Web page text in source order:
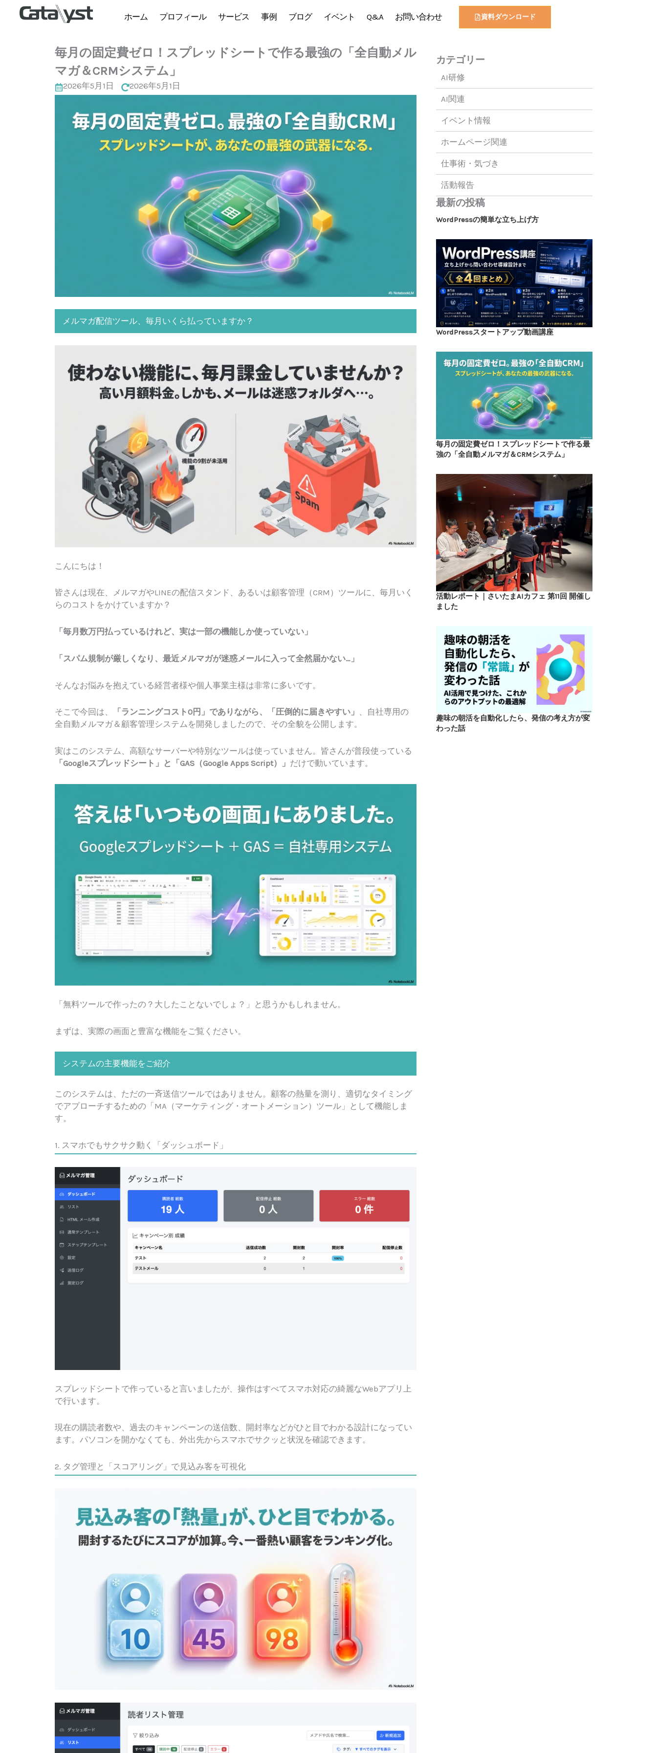
ホーム プロフィール サービス 事例 ブログ イベント Q&A お問い合わせ 資料ダウンロード
毎月の固定費ゼロ！スプレッドシートで作る最強の「全自動メル
マガ＆CRMシステム」
2026年5月1日 2026年5月1日
メルマガ配信ツール、毎月いくら払っていますか？
こんにちは！
皆さんは現在、メルマガやLINEの配信スタンド、あるいは顧客管理（CRM）ツールに、毎月いく
らのコストをかけていますか？
「毎月数万円払っているけれど、実は一部の機能しか使っていない」
「スパム規制が厳しくなり、最近メルマガが迷惑メールに入って全然届かない…」
そんなお悩みを抱えている経営者様や個人事業主様は非常に多いです。
そこで今回は、 「ランニングコスト0円」でありながら、「圧倒的に届きやすい」 、自社専用の
全自動メルマガ＆顧客管理システムを開発しましたので、その全貌を公開します。
実はこのシステム、高額なサーバーや特別なツールは使っていません。皆さんが普段使っている
「Googleスプレッドシート」と「GAS（Google Apps Script）」 だけで動いています。
「無料ツールで作ったの？大したことないでしょ？」と思うかもしれません。
まずは、実際の画面と豊富な機能をご覧ください。
システムの主要機能をご紹介
このシステムは、ただの一斉送信ツールではありません。顧客の熱量を測り、適切なタイミング
でアプローチするための「MA（マーケティング・オートメーション）ツール」として機能しま
す。
1. スマホでもサクサク動く「ダッシュボード」
スプレッドシートで作っていると言いましたが、操作はすべてスマホ対応の綺麗なWebアプリ上
で行います。
現在の購読者数や、過去のキャンペーンの送信数、開封率などがひと目でわかる設計になってい
ます。パソコンを開かなくても、外出先からスマホでサクッと状況を確認できます。
2. タグ管理と「スコアリング」で見込み客を可視化
カテゴリー
AI研修
AI関連
イベント情報
ホームページ関連
仕事術・気づき
活動報告
最新の投稿
WordPressの簡単な立ち上げ方
WordPressスタートアップ動画講座
毎月の固定費ゼロ！スプレッドシートで作る最
強の「全自動メルマガ＆CRMシステム」
活動レポート｜さいたまAIカフェ 第11回 開催し
ました
趣味の朝活を自動化したら、発信の考え方が変
わった話